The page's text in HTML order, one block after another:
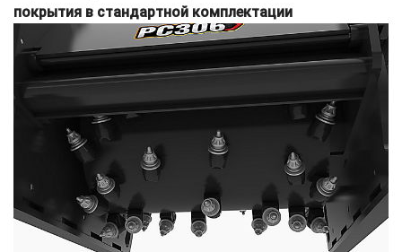
покрытия в стандартной комплектации